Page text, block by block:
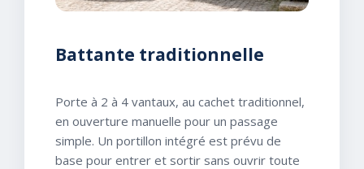
Battante traditionnelle
Porte à 2 à 4 vantaux, au cachet traditionnel,
en ouverture manuelle pour un passage
simple. Un portillon intégré est prévu de
base pour entrer et sortir sans ouvrir toute